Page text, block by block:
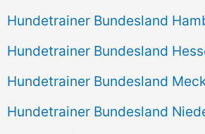
Hundetrainer Bundesland
Hundetrainer Bundesland
Hundetrainer Bundesland
Hundetrainer Bundesland